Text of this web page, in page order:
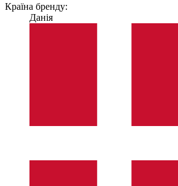
Країна бренду:
Данія